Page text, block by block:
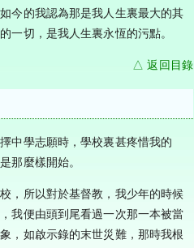
今的我認為那是我人生裏最大的其
一切，是我人生裏永恆的污點。
△ 返回目錄
中學志願時，學校裏甚疼惜我的
那麼樣開始。
，所以對於基督教，我少年的時候
我便由頭到尾看過一次那一本被當
，如啟示錄的末世災難，那時我根